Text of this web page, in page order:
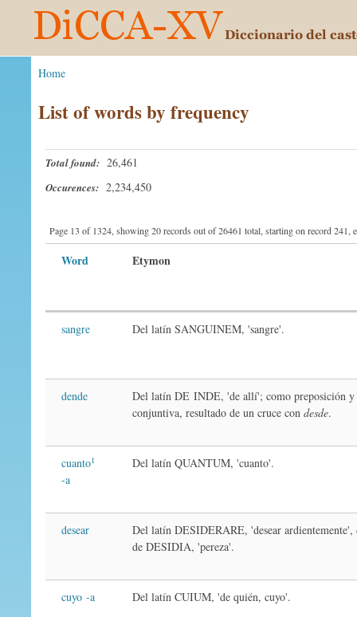
Home
List of words by frequency
Total found: 26,461
Occurences: 2,234,450
Page 13 of 1324, showing 20 records out of 26461 total, starting on record 241,
Word Etymon
sangre Del latín SANGUINEM, 'sangre'.
dende
Del latín DE INDE, 'de allí'; como preposición
conjuntiva, resultado de un cruce condesde.
cuanto1
-a
Del latín QUANTUM, 'cuanto'.
desear
Del latín DESIDERARE, 'desear ardientemente',
de DESIDIA, 'pereza'.
cuyo -a Del latín CUIUM, 'de quién, cuyo'.